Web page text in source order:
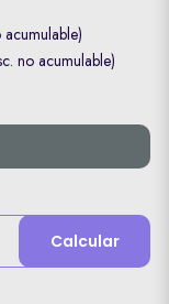
no acumulable)
Calcular